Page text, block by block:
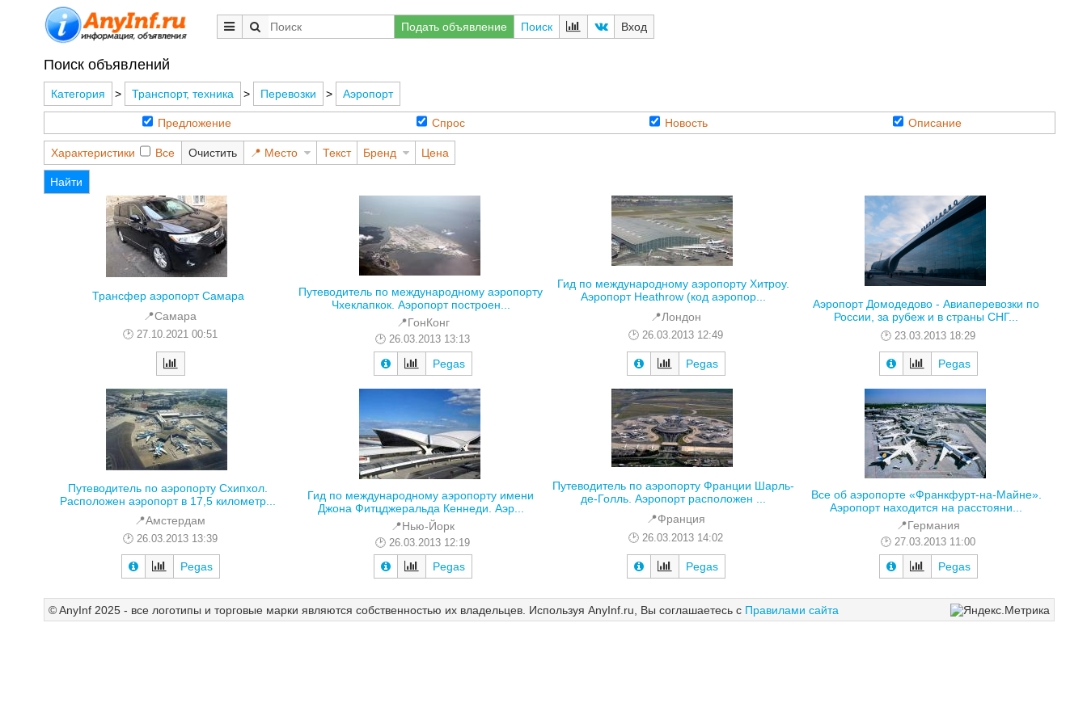
Подать объявление Поиск Вход
Поиск объявлений
Категория > Транспорт, техника > Перевозки > Аэропорт
Предложение Спрос Новость Описание
Характеристики Все Очистить Место Текст Бренд Цена
Найти
Трансфер аэропорт Самара
📍Самара
27.10.2021 00:51
Путеводитель по международному аэропорту
Чхеклапкок. Аэропорт построен...
📍ГонКонг
26.03.2013 13:13
Pegas
Гид по международному аэропорту Хитроу.
Аэропорт Heathrow (код аэропор...
📍Лондон
26.03.2013 12:49
Pegas
Аэропорт Домодедово - Авиаперевозки по
России, за рубеж и в страны СНГ...
23.03.2013 18:29
Pegas
Путеводитель по аэропорту Схипхол.
Расположен аэропорт в 17,5 километр...
📍Амстердам
26.03.2013 13:39
Pegas
Гид по международному аэропорту имени
Джона Фитцджеральда Кеннеди. Аэр...
📍Нью-Йорк
26.03.2013 12:19
Pegas
Путеводитель по аэропорту Франции Шарль-
де-Голль. Аэропорт расположен ...
📍Франция
26.03.2013 14:02
Pegas
Все об аэропорте «Франкфурт-на-Майне».
Аэропорт находится на расстояни...
📍Германия
27.03.2013 11:00
Pegas
© AnyInf 2025 - все логотипы и торговые марки являются собственностью их владельцев. Используя AnyInf.ru, Вы соглашаетесь с Правилами сайта